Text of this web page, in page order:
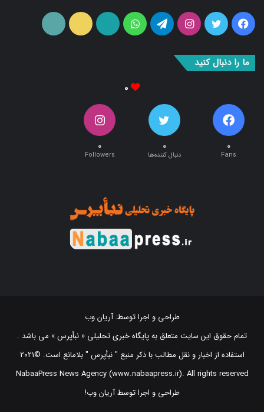
فیس
بوک
توییتراینستاگرامتلگرامواتس
آپ
آپارات ایتا
تمام حقوق این سایت متعلق به پایگاه خبری تحلیلی « نبأپرس » می باشد .
استفاده از اخبار و نقل مطالب با ذکر منبع "‌ نبأپرس " بلامانع است. ©2021
NabaaPress News Agency (www.nabaapress.ir). All rights reserved
طراحی و اجرا توسط آریان وب!